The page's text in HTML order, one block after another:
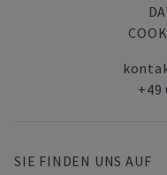
+49
SIE FINDEN UNS AUF